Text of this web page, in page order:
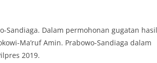
Sandiaga. Dalam permohonan gugatan
Ma’ruf Amin. Prabowo-Sandiaga dalam
2019.